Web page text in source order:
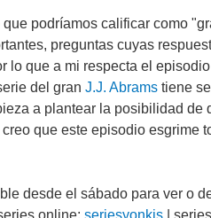
podríamos calificar como
preguntas cuyas
lo que a mi respecta el
del gran J.J. Abrams tiene
a plantear la posibilidad de
que este episodio esgrime
desde el sábado para ver o
online: seriesyonkis |